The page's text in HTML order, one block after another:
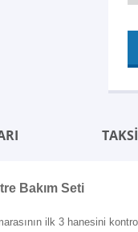
Bakım Seti
ilk 3 hanesini